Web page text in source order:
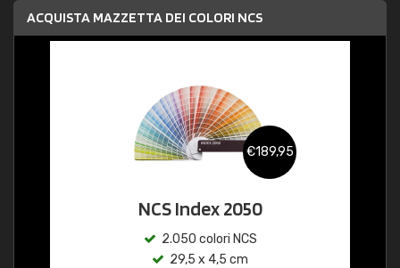
ACQUISTA MAZZETTA DEI COLORI NCS
€189,95
NCS Index 2050
2.050 colori NCS
29,5 x 4,5 cm